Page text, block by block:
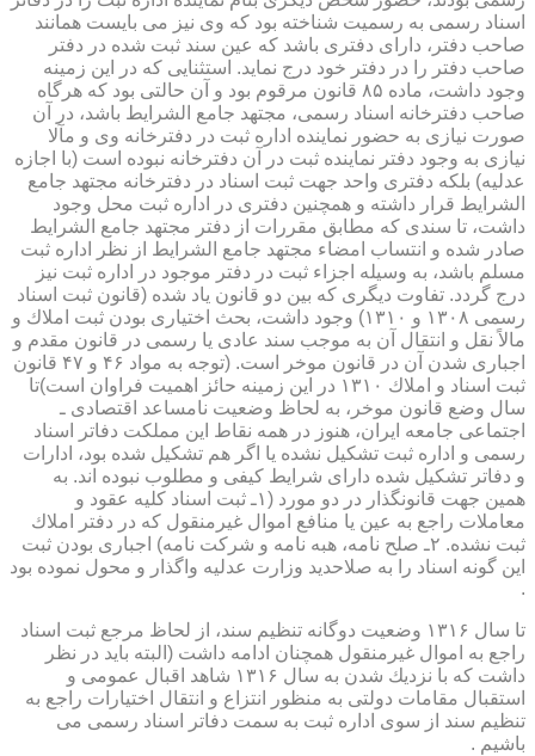
اسناد رسمی به رسمیت شناخته بود كه وی نیز می بایست همانند
صاحب دفتر، دارای دفتری باشد كه عین سند ثبت شده در دفتر
صاحب دفتر را در دفتر خود درج نماید. استثنایی كه در این زمینه
وجود داشت، ماده ۸۵ قانون مرقوم بود و آن حالتی بود كه هرگاه
صاحب دفترخانه اسناد رسمی، مجتهد جامع الشرایط باشد، در آن
صورت نیازی به حضور نماینده اداره ثبت در دفترخانه وی و مآلا
نیازی به وجود دفتر نماینده ثبت در آن دفترخانه نبوده است (با اجازه
عدلیه) بلكه دفتری واحد جهت ثبت اسناد در دفترخانه مجتهد جامع
الشرایط قرار داشته و همچنین دفتری در اداره ثبت محل وجود
داشت، تا سندی كه مطابق مقررات از دفتر مجتهد جامع الشرایط
صادر شده و انتساب امضاء مجتهد جامع الشرایط از نظر اداره ثبت
مسلم باشد، به وسیله اجزاء ثبت در دفتر موجود در اداره ثبت نیز
درج گردد. تفاوت دیگری كه بین دو قانون یاد شده (قانون ثبت اسناد
رسمی ۱۳۰۸ و ۱۳۱۰) وجود داشت، بحث اختیاری بودن ثبت املاك و
مالاً نقل و انتقال آن به موجب سند عادی یا رسمی در قانون مقدم و
اجباری شدن آن در قانون موخر است. (توجه به مواد ۴۶ و ۴۷ قانون
ثبت اسناد و املاك ۱۳۱۰ در این زمینه حائز اهمیت فراوان است)تا
سال وضع قانون موخر، به لحاظ وضعیت نامساعد اقتصادی ـ
اجتماعی جامعه ایران، هنوز در همه نقاط این مملكت دفاتر اسناد
رسمی و اداره ثبت تشكیل نشده یا اگر هم تشكیل شده بود، ادارات
و دفاتر تشكیل شده دارای شرایط كیفی و مطلوب نبوده اند. به
همین جهت قانونگذار در دو مورد (۱ـ ثبت اسناد كلیه عقود و
معاملات راجع به عین یا منافع اموال غیرمنقول كه در دفتر املاك
ثبت نشده. ۲ـ صلح نامه، هبه نامه و شركت نامه) اجباری بودن ثبت
این گونه اسناد را به صلاحدید وزارت عدلیه واگذار و محول نموده بود
.
تا سال ۱۳۱۶ وضعیت دوگانه تنظیم سند، از لحاظ مرجع ثبت اسناد
راجع به اموال غیرمنقول همچنان ادامه داشت (البته باید در نظر
داشت كه با نزدیك شدن به سال ۱۳۱۶ شاهد اقبال عمومی و
استقبال مقامات دولتی به منظور انتزاع و انتقال اختیارات راجع به
تنظیم سند از سوی اداره ثبت به سمت دفاتر اسناد رسمی می
باشیم .